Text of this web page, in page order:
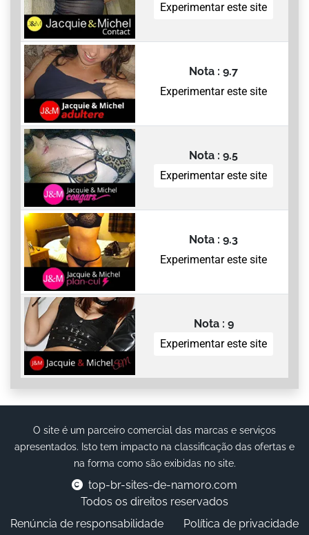
Experimentar este site
Nota : 9.7
Experimentar este site
Nota : 9.5
Experimentar este site
Nota : 9.3
Experimentar este site
Nota : 9
Experimentar este site
O site é um parceiro comercial das marcas e serviços
apresentados. Isto tem impacto na classificação das ofertas e
na forma como são exibidas no site.
top-br-sites-de-namoro.com
Todos os direitos reservados
Renúncia de responsabilidade
Política de privacidade